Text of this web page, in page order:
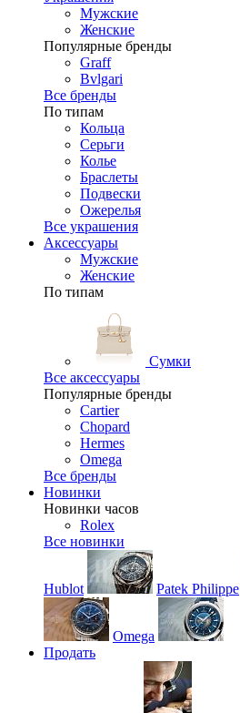
Мужские
Женские
Популярные бренды
Graff
Bvlgari
Все бренды
По типам
Кольца
Серьги
Колье
Браслеты
Подвески
Ожерелья
Все украшения
Аксессуары
Мужские
Женские
По типам
Сумки
Все аксессуары
Популярные бренды
Cartier
Chopard
Hermes
Omega
Все бренды
Новинки
Новинки часов
Rolex
Все новинки
Hublot Patek Philippe
Omega
Продать